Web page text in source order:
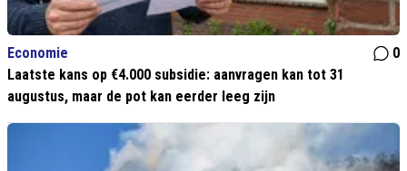
Economie
0
Laatste kans op €4.000 subsidie: aanvragen kan tot 31
augustus, maar de pot kan eerder leeg zijn